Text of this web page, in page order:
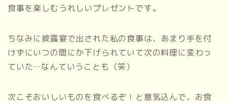
食事を楽しむうれしいプレゼントです。
ちなみに披露宴で出された私の食事は、あまり手を付
けずにいつの間にか下げられていて次の料理に変わっ
ていた…なんていうことも（笑）
次こそおいしいものを食べるぞ！と意気込んで、お食